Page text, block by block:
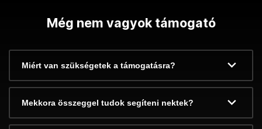
Még nem vagyok támogató
Miért van szükségetek a támogatásra?
Mekkora összeggel tudok segíteni nektek?